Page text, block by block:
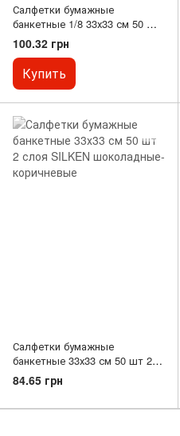
Салфетки бумажные
банкетные 1/8 33х33 см 50 шт
2 слоя SILKEN черные Дуэт
100.32 грн
Купить
Салфетки бумажные
банкетные 33х33 см 50 шт 2
слоя SILKEN шоколадные-
коричневые
84.65 грн